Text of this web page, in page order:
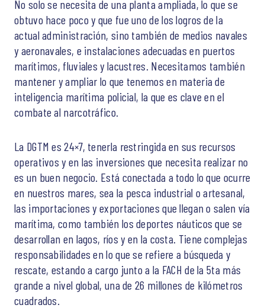
No solo se necesita de una planta ampliada, lo que se
obtuvo hace poco y que fue uno de los logros de la
actual administración, sino también de medios navales
y aeronavales, e instalaciones adecuadas en puertos
marítimos, fluviales y lacustres. Necesitamos también
mantener y ampliar lo que tenemos en materia de
inteligencia marítima policial, la que es clave en el
combate al narcotráfico.
La DGTM es 24×7, tenerla restringida en sus recursos
operativos y en las inversiones que necesita realizar no
es un buen negocio. Está conectada a todo lo que ocurre
en nuestros mares, sea la pesca industrial o artesanal,
las importaciones y exportaciones que llegan o salen vía
marítima, como también los deportes náuticos que se
desarrollan en lagos, ríos y en la costa. Tiene complejas
responsabilidades en lo que se refiere a búsqueda y
rescate, estando a cargo junto a la FACH de la 5ta más
grande a nivel global, una de 26 millones de kilómetros
cuadrados.